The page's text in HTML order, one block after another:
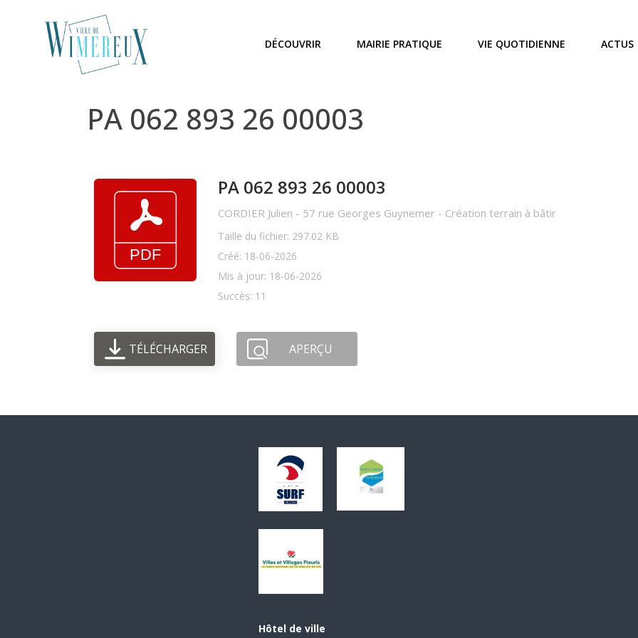
DÉCOUVRIR MAIRIE PRATIQUE VIE QUOTIDIENNE ACTUS
PA 062 893 26 00003
PA 062 893 26 00003
CORDIER Julien - 57 rue Georges Guynemer - Création terrain à bâtir
Taille du fichier: 297.02 KB
Créé: 18-06-2026
Mis à jour: 18-06-2026
Succès: 11
TÉLÉCHARGER APERÇU
Hôtel de ville